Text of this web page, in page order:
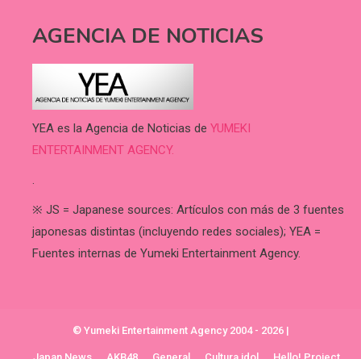
AGENCIA DE NOTICIAS
YEA es la Agencia de Noticias de YUMEKI
ENTERTAINMENT AGENCY.
.
※ JS = Japanese sources: Artículos con más de 3 fuentes
japonesas distintas (incluyendo redes sociales); YEA =
Fuentes internas de Yumeki Entertainment Agency.
© Yumeki Entertainment Agency 2004 - 2026 |